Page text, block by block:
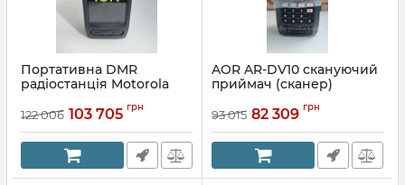
Портативна DMR
радіостанція Motorola
122 006 103 705 грн
AOR AR-DV10 скануючий
приймач (сканер)
93 015 82 309 грн